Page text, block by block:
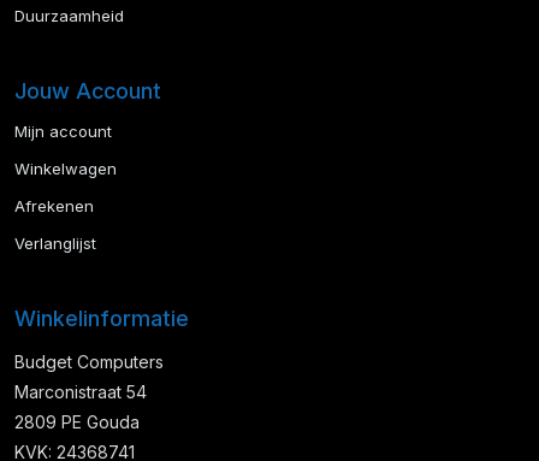
Duurzaamheid
Jouw Account
Mijn account
Winkelwagen
Afrekenen
Verlanglijst
Winkelinformatie
Budget Computers
Marconistraat 54
2809 PE Gouda
KVK: 24368741